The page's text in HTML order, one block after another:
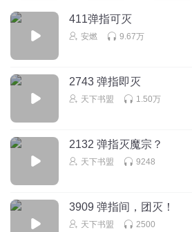
411弹指可灭
安燃 9.67万
2743 弹指即灭
天下书盟 1.50万
2132 弹指灭魔宗？
天下书盟 9248
3909 弹指间，团灭！
天下书盟 2500